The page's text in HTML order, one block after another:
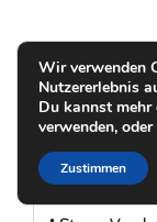
Internet
Wir verwenden
Nutzererlebnis
Du kannst
verwenden,
Zustimmen